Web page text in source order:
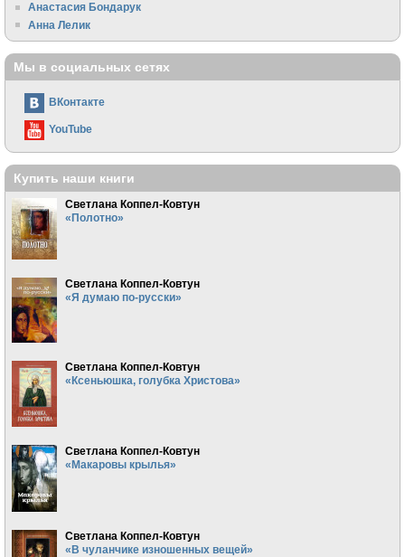
Анастасия Бондарук
Анна Лелик
Мы в социальных сетях
ВКонтакте
YouTube
Купить наши книги
Светлана Коппел-Ковтун
«Полотно»
Светлана Коппел-Ковтун
«Я думаю по-русски»
Светлана Коппел-Ковтун
«Ксеньюшка, голубка Христова»
Светлана Коппел-Ковтун
«Макаровы крылья»
Светлана Коппел-Ковтун
«В чуланчике изношенных вещей»